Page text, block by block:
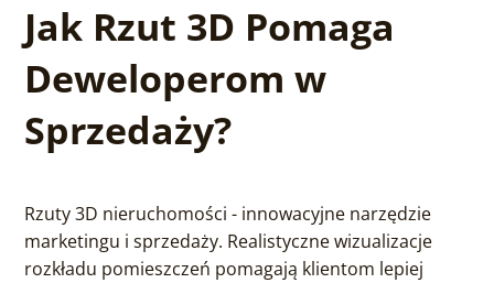
Jak Rzut 3D Pomaga
Deweloperom w
Sprzedaży?
Rzuty 3D nieruchomości - innowacyjne narzędzie
marketingu i sprzedaży. Realistyczne wizualizacje
rozkładu pomieszczeń pomagają klientom lepiej